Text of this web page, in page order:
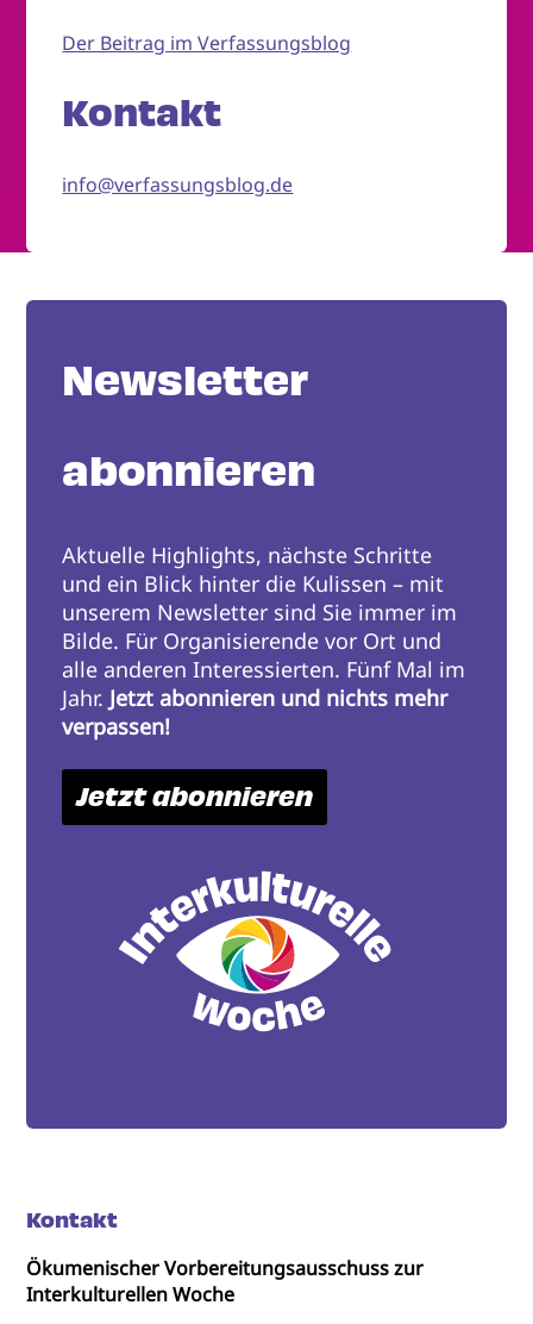
Der Beitrag im Verfassungsblog
Kontakt
info@verfassungsblog.de
Newsletter
abonnieren
Aktuelle Highlights, nächste Schritte
und ein Blick hinter die Kulissen – mit
unserem Newsletter sind Sie immer im
Bilde. Für Organisierende vor Ort und
alle anderen Interessierten. Fünf Mal im
Jahr. Jetzt abonnieren und nichts mehr
verpassen!
Jetzt abonnieren
Kontakt
Ökumenischer Vorbereitungsausschuss zur
Interkulturellen Woche